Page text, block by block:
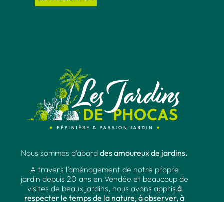
Nous sommes d’abord des amoureux de jardins.
A travers l’aménagement de notre propre
jardin depuis 20 ans en Vendée et beaucoup de
visites de beaux jardins, nous avons appris à
respecter le temps de la nature, à observer, à